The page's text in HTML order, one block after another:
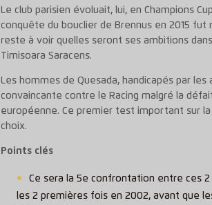
Le club parisien évoluait, lui, en Champions
conquête du bouclier de Brennus en 2015
reste à voir quelles seront ses ambitions
Timisoara Saracens.
Les hommes de Quesada, handicapés par
convaincante contre le Racing malgré la
européenne. Ce premier test important sur
choix.
Points clés
Ce sera la 5e confrontation entre ces 2
les 2 premières fois en 2002, avant que